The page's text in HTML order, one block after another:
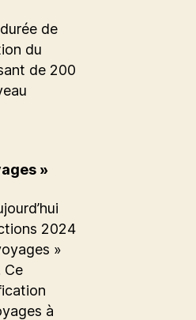
de
du
de 200
»
2024
»
Ce
à